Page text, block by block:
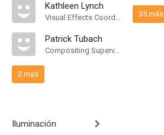
Kathleen Lynch
Visual Effects Coordinator
Patrick Tubach
Compositing Supervisor
2 más
Iluminación
35 más